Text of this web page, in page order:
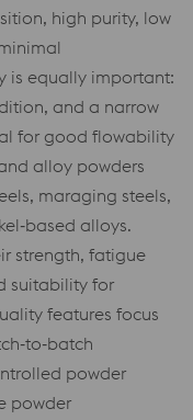
high purity, low
is equally important:
and a narrow
for good flowability
alloy powders
maraging steels,
alloys.
strength, fatigue
suitability for
features focus
powder
powder